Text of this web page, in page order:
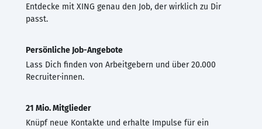
Entdecke mit XING genau den Job, der wirklich zu Dir
passt.
Persönliche Job-Angebote
Lass Dich finden von Arbeitgebern und über 20.000
Recruiter·innen.
21 Mio. Mitglieder
Knüpf neue Kontakte und erhalte Impulse für ein